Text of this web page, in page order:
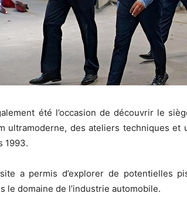
été l’occasion de découvrir le
ultramoderne, des ateliers techniques et
1993.
a permis d’explorer de potentielles
le domaine de l’industrie automobile.